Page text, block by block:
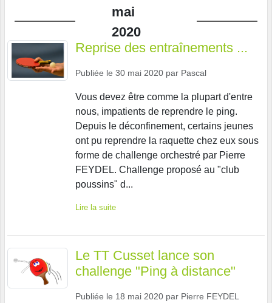
mai
2020
Reprise des entraînements ...
Publiée le 30 mai 2020 par Pascal
Vous devez être comme la plupart d'entre
nous, impatients de reprendre le ping.
Depuis le déconfinement, certains jeunes
ont pu reprendre la raquette chez eux sous
forme de challenge orchestré par Pierre
FEYDEL. Challenge proposé au "club
poussins" d...
Lire la suite
Le TT Cusset lance son
challenge "Ping à distance"
Publiée le 18 mai 2020 par Pierre FEYDEL